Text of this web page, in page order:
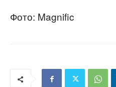
Фото: Magnific